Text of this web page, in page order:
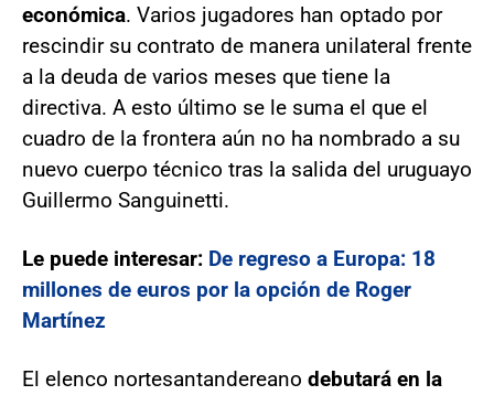
económica. Varios jugadores han optado por
rescindir su contrato de manera unilateral frente
a la deuda de varios meses que tiene la
directiva. A esto último se le suma el que el
cuadro de la frontera aún no ha nombrado a su
nuevo cuerpo técnico tras la salida del uruguayo
Guillermo Sanguinetti.
Le puede interesar: De regreso a Europa: 18
millones de euros por la opción de Roger
Martínez
El elenco nortesantandereano debutará en la